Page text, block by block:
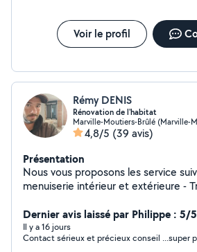
Voir le profil
Rémy DENIS
Rénovation de l'habitat
Marville-Moutiers-Brûlé (Marville-
4,8/5 (39 avis)
Présentation
Nous vous proposons les service suivant : -
menuiserie intérieur et extérieure -
Aménagement des combles raillage
électricité plomberie et finition
revêtement de sol carrelage,
Dernier avis laissé par Philippe : 5/5
Il y a 16 jours
Contact sérieux et précieux conseil ...super